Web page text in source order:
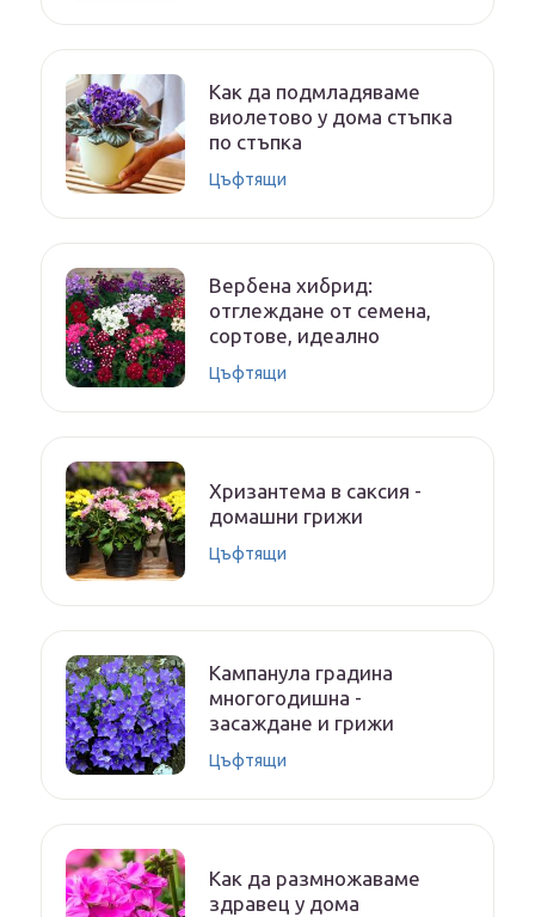
Как да подмладяваме
виолетово у дома стъпка
по стъпка
Цъфтящи
Вербена хибрид:
отглеждане от семена,
сортове, идеално
Цъфтящи
Хризантема в саксия -
домашни грижи
Цъфтящи
Кампанула градина
многогодишна -
засаждане и грижи
Цъфтящи
Как да размножаваме
здравец у дома